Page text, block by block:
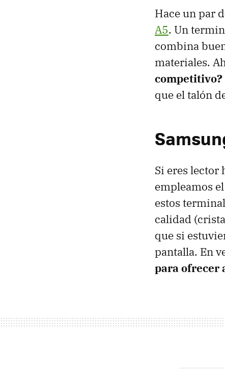
Hace un par
A5. Un
combina
materiales.
competitivo?
que el talón
Si eres lector
empleamos
estos
calidad
que si
pantalla. En
para ofrecer